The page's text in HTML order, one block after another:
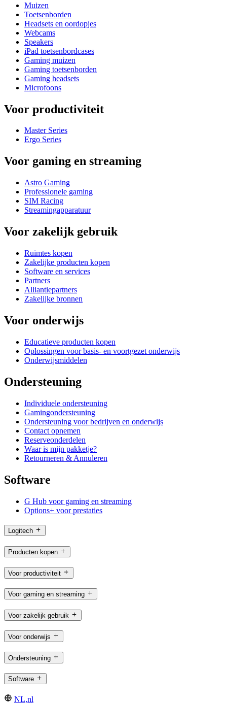
Muizen
Toetsenborden
Headsets en oordopjes
Webcams
Speakers
iPad toetsenbordcases
Gaming muizen
Gaming toetsenborden
Gaming headsets
Microfoons
Voor productiviteit
Master Series
Ergo Series
Voor gaming en streaming
Astro Gaming
Professionele gaming
SIM Racing
Streamingapparatuur
Voor zakelijk gebruik
Ruimtes kopen
Zakelijke producten kopen
Software en services
Partners
Alliantiepartners
Zakelijke bronnen
Voor onderwijs
Educatieve producten kopen
Oplossingen voor basis- en voortgezet onderwijs
Onderwijsmiddelen
Ondersteuning
Individuele ondersteuning
Gamingondersteuning
Ondersteuning voor bedrijven en onderwijs
Contact opnemen
Reserveonderdelen
Waar is mijn pakketje?
Retourneren & Annuleren
Software
G Hub voor gaming en streaming
Options+ voor prestaties
Logitech
Producten kopen
Voor productiviteit
Voor gaming en streaming
Voor zakelijk gebruik
Voor onderwijs
Ondersteuning
Software
NL,nl